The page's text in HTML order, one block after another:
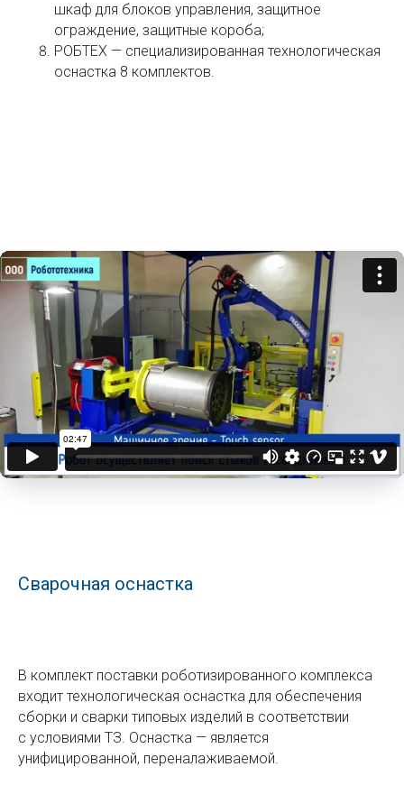
шкаф для блоков управления, защитное
ограждение, защитные короба;
РОБТЕХ — специализированная технологическая
оснастка 8 комплектов.
Сварочная оснастка
В комплект поставки роботизированного комплекса
входит технологическая оснастка для обеспечения
сборки и сварки типовых изделий в соответствии
с условиями ТЗ. Оснастка — является
унифицированной, переналаживаемой.